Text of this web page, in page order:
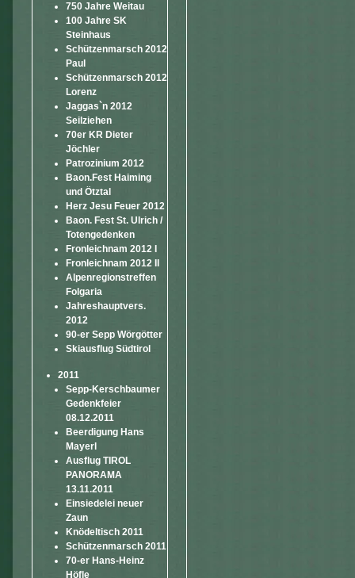
750 Jahre Weitau
100 Jahre SK
Steinhaus
Schützenmarsch 2012
Paul
Schützenmarsch 2012
Lorenz
Jaggas`n 2012
Seilziehen
70er KR Dieter
Jöchler
Patrozinium 2012
Baon.Fest Haiming
und Ötztal
Herz Jesu Feuer 2012
Baon. Fest St. Ulrich /
Totengedenken
Fronleichnam 2012 I
Fronleichnam 2012 II
Alpenregionstreffen
Folgaria
Jahreshauptvers.
2012
90-er Sepp Wörgötter
Skiausflug Südtirol
2011
Sepp-Kerschbaumer
Gedenkfeier
08.12.2011
Beerdigung Hans
Mayerl
Ausflug TIROL
PANORAMA
13.11.2011
Einsiedelei neuer
Zaun
Knödeltisch 2011
Schützenmarsch 2011
70-er Hans-Heinz
Höfle